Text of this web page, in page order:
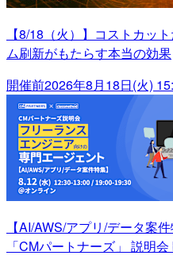
【8/18（火）】コストカッ
ム刷新がもたらす本当の効果
開催前2026年8月18日(火)
【AI/AWS/アプリ/データ案
「CMパートナーズ」 説明